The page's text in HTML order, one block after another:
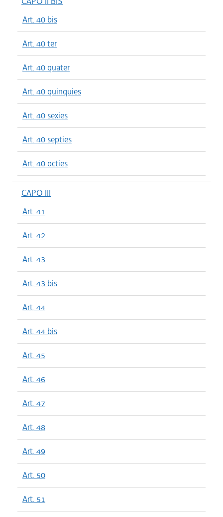
Art. 40 bis
Art. 40 ter
Art. 40 quater
Art. 40 quinquies
Art. 40 sexies
Art. 40 septies
Art. 40 octies
CAPO III
Art. 41
Art. 42
Art. 43
Art. 43 bis
Art. 44
Art. 44 bis
Art. 45
Art. 46
Art. 47
Art. 48
Art. 49
Art. 50
Art. 51